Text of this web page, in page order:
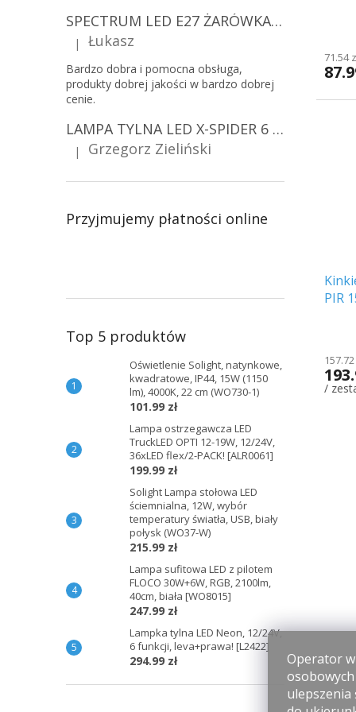
Operator
ulepszenia
SPECTRUM LED E27 ŻARÓWKA LED 9W, A60/10-PACK!
Ocena produktu to 5 na 5 gwiazdek.
| Łukasz
Bardzo dobra i pomocna obsługa,
produkty dobrej jakości w bardzo dobrej
cenie.
LAMPA TYLNA LED X-SPIDER 6 FUNKCJI, R10, R148, R150, IP67, MOCOWANIE NA ŚRUBY [L2425]
Ocena produktu to 5 na 5 gwiazdek.
| Grzegorz Zieliński
Przyjmujemy płatności online
Top 5 produktów
Oświetlenie Solight, natynkowe,
kwadratowe, IP44, 15W (1150
lm), 4000K, 22 cm (WO730-1)
101.99 zł
Lampa ostrzegawcza LED
TruckLED OPTI 12-19W, 12/24V,
36xLED flex/2-PACK! [ALR0061]
199.99 zł
Solight Lampa stołowa LED
ściemnialna, 12W, wybór
temperatury światła, USB, biały
połysk (WO37-W)
215.99 zł
Lampa sufitowa LED z pilotem
FLOCO 30W+6W, RGB, 2100lm,
40cm, biała [WO8015]
247.99 zł
Lampka tylna LED Neon, 12/24V,
6 funkcji, leva+prawa! [L2422]
294.99 zł
71.54
PIR
/